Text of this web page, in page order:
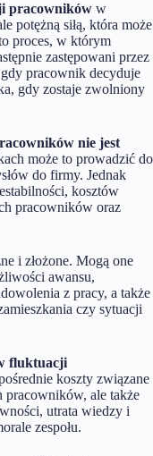
pracowników w
potężną siłą, która może
proces, w którym
zastępowani przez
pracownik decyduje
gdy zostaje zwolniony
nie jest
może to prowadzić do
do firmy. Jednak
kosztów
pracowników oraz
i złożone. Mogą one
awansu,
z pracy, a także
czy sytuacji
fluktuacji
koszty związane
pracowników, ale także
utrata wiedzy i
zespołu.